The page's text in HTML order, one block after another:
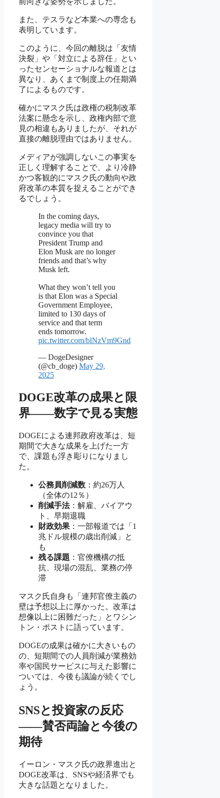
また、テスラなど本業への専念も
表明しています。
このように、今回の離脱は「友情
決裂」や「対立による辞任」とい
ったセンセーショナルな報道とは
異なり、あくまで制度上の任期満
了によるものです。
確かにマスク氏は政権の税制改革
法案に懸念を示し、政権内部で意
見の相違もありましたが、それが
直接の離脱理由ではありません。
メディアが強調しないこの事実を
正しく理解することで、より冷静
かつ客観的にマスク氏の動向や政
府改革の本質を捉えることができ
るでしょう。
In the coming days,
legacy media will try to
convince you that
President Trump and
Elon Musk are no longer
friends and that’s why
Musk left.
What they won’t tell you
is that Elon was a Special
Government Employee,
limited to 130 days of
service and that term
ends tomorrow.
pic.twitter.com/blNzVm9Gnd
— DogeDesigner
(@cb_doge) May 29,
2025
DOGE改革の成果と限
界――数字で見る実態
DOGEによる連邦政府改革は、短
期間で大きな成果を上げた一方
で、課題も浮き彫りになりまし
た。
公務員削減数 ：約26万人
（全体の12％）
削減手法：解雇、バイアウ
ト、早期退職
財政効果 ：一部報道では「1
兆ドル規模の歳出削減」と
も
残る課題 ：官僚機構の抵
抗、現場の混乱、業務の停
滞
マスク氏自身も「連邦官僚主義の
壁は予想以上に厚かった。改革は
想像以上に困難だった」とワシン
トン・ポストに語っています。
DOGEの成果は確かに大きいもの
の、短期間での人員削減が業務効
率や国民サービスに与えた影響に
ついては、今後も議論が続くでし
ょう。
SNSと投資家の反応
――賛否両論と今後の
期待
イーロン・マスク氏の政界進出と
DOGE改革は、SNSや経済界でも
大きな話題となりました。